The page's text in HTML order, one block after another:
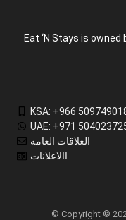
Eat ‘N Stays is owned
KSA: +966
UAE: +971
العلاقات العامه
االاعلانات
© Copyright ©